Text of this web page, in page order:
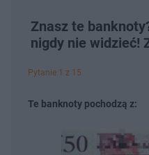
0
s
d
u
0
s
d
d
u
Znasz te
nigdy nie widzieć!
Pytanie 1 z 15
Te banknoty pochodzą z: